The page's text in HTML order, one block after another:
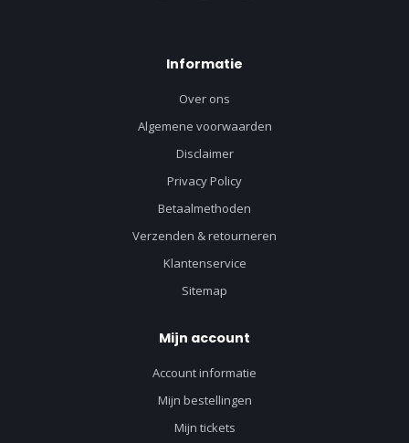
Informatie
Over ons
Algemene voorwaarden
Disclaimer
Privacy Policy
Betaalmethoden
Verzenden & retourneren
Klantenservice
Sitemap
Mijn account
Account informatie
Mijn bestellingen
Mijn tickets